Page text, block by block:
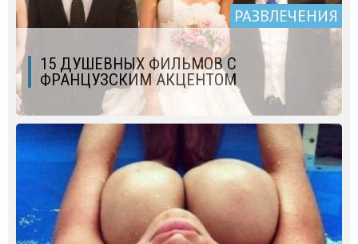
РАЗВЛЕЧЕНИЯ
15 ДУШЕВНЫХ ФИЛЬМОВ С
ФРАНЦУЗСКИМ АКЦЕНТОМ